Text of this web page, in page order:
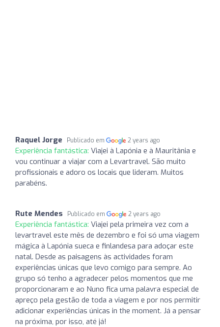
Raquel Jorge Publicado em 2 years ago
Experiência fantástica: Viajei à Lapónia e à Mauritânia e
vou continuar a viajar com a Levartravel. São muito
profissionais e adoro os locais que lideram. Muitos
parabéns.
Rute Mendes Publicado em 2 years ago
Experiência fantástica: Viajei pela primeira vez com a
levartravel este mês de dezembro e foi só uma viagem
mágica à Lapónia sueca e finlandesa para adoçar este
natal. Desde as paisagens às actividades foram
experiências únicas que levo comigo para sempre. Ao
grupo só tenho a agradecer pelos momentos que me
proporcionaram e ao Nuno fica uma palavra especial de
apreço pela gestão de toda a viagem e por nos permitir
adicionar experiências únicas in the moment. Já a pensar
na próxima, por isso, até já!